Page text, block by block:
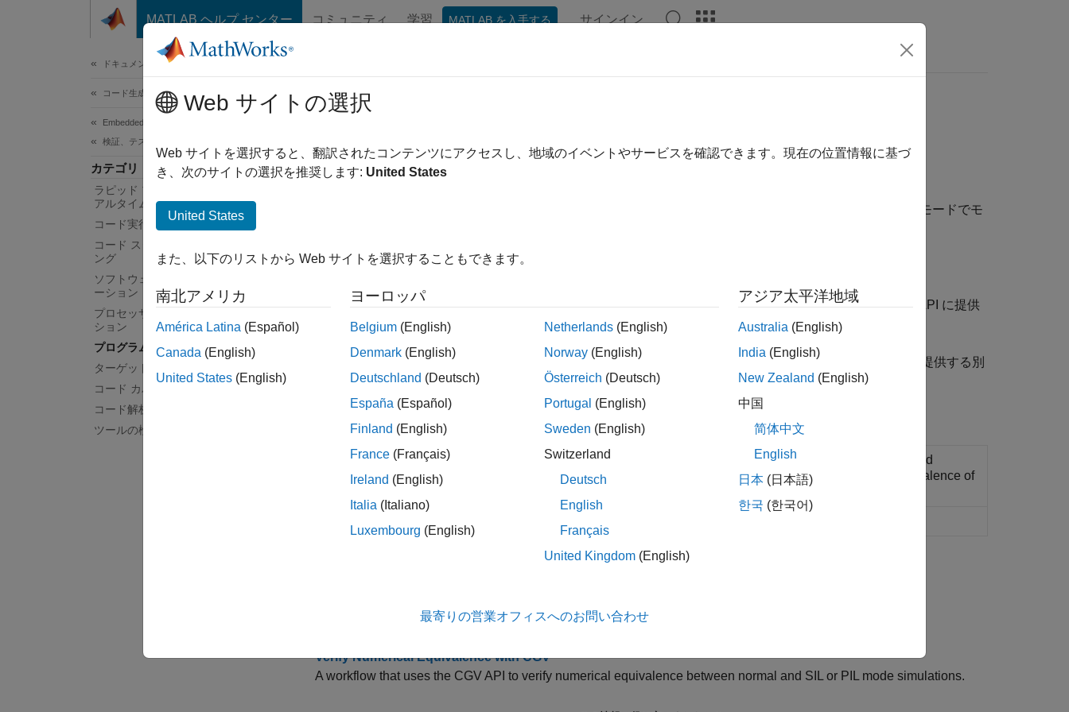
コンテンツへスキップ
MATLAB ヘルプ センター コミュニティ 学習 MATLAB を入手する サインイン
ドキュメンテーションのホーム
コード生成
Embedded Coder
検証、テスト、および認定
カテゴリ
ラピッド プロトタイピングおよびリ
アルタイム シミュレーション
コード実行時間プロファイリング
コード スタック使用量プロファイリ
ング
ソフトウェアインザループ シミュレ
ーション
プロセッサインザループ シミュレー
ション
プログラムによるコード生成の検証
ターゲット環境の検証
コード カバレッジ
コード解析と追跡
ツールの検定と認定
プログラムによるコード生成の検証
コード生成検証のプログラミング インターフェイスを使用した、数値的等価性のテスト
コード生成検証 (CGV) API を使用して、次のことができます。
ソフトウェアインザループ (SIL) やプロセッサインザループ (PIL) などのさまざまなシミュレーション モードでモ
さまざまなシミュレーションの結果を比較する。
与えられた入力セットについて、モデルおよび生成されたコードの数値的等価性をテストする。CGV API に提供
する入力データの完全性が、テストの有効性を左右します。
® Test™
は、テスト シーケンス作成やテスト管理など、SIL および PIL テストに関する追加機能を提供する別
個の製品です。
クラス
cgv.CGV
Represent a model as a code generation verification object that has methods to configure and
execute a model in a variety of simulation modes to automate verification of numerical equivalence of
Use cgv.Config to check model settings for SIL or PIL simulation.
Verify Numerical Equivalence with CGV
A workflow that uses the CGV API to verify numerical equivalence between normal and SIL or PIL mode simulations.
Web サイトの選択
Web サイトを選択すると、翻訳されたコンテンツにアクセスし、地域のイベントやサービスを確認できます。現在の位置情報に基づ
き、次のサイトの選択を推奨します: United States
United States
また、以下のリストから Web サイトを選択することもできます。
南北アメリカ
América Latina (Español)
Canada (English)
United States (English)
ヨーロッパ
Belgium (English)
Denmark (English)
Deutschland (Deutsch)
España (Español)
Finland (English)
France (Français)
Ireland (English)
Italia (Italiano)
Luxembourg (English)
Netherlands (English)
Norway (English)
Österreich (Deutsch)
Portugal (English)
Sweden (English)
Switzerland
Deutsch
English
Français
United Kingdom (English)
アジア太平洋地域
Australia (English)
India (English)
New Zealand (English)
中国
简体中文
English
日本 (日本語)
한국 (한국어)
最寄りの営業オフィスへのお問い合わせ